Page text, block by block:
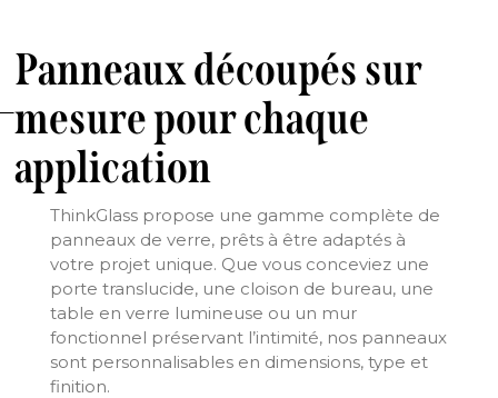
Panneaux découpés sur
mesure pour chaque
application
ThinkGlass propose une gamme complète de
panneaux de verre, prêts à être adaptés à
votre projet unique. Que vous conceviez une
porte translucide, une cloison de bureau, une
table en verre lumineuse ou un mur
fonctionnel préservant l’intimité, nos panneaux
sont personnalisables en dimensions, type et
finition.